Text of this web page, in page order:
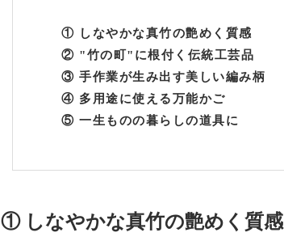
① しなやかな真竹の艶めく質感
② "竹の町"に根付く伝統工芸品
③ 手作業が生み出す美しい編み柄
④ 多用途に使える万能かご
⑤ 一生ものの暮らしの道具に
① しなやかな真竹の艶めく質感